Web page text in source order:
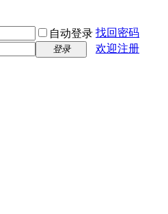
自动登录 找回密码
登录 欢迎注册